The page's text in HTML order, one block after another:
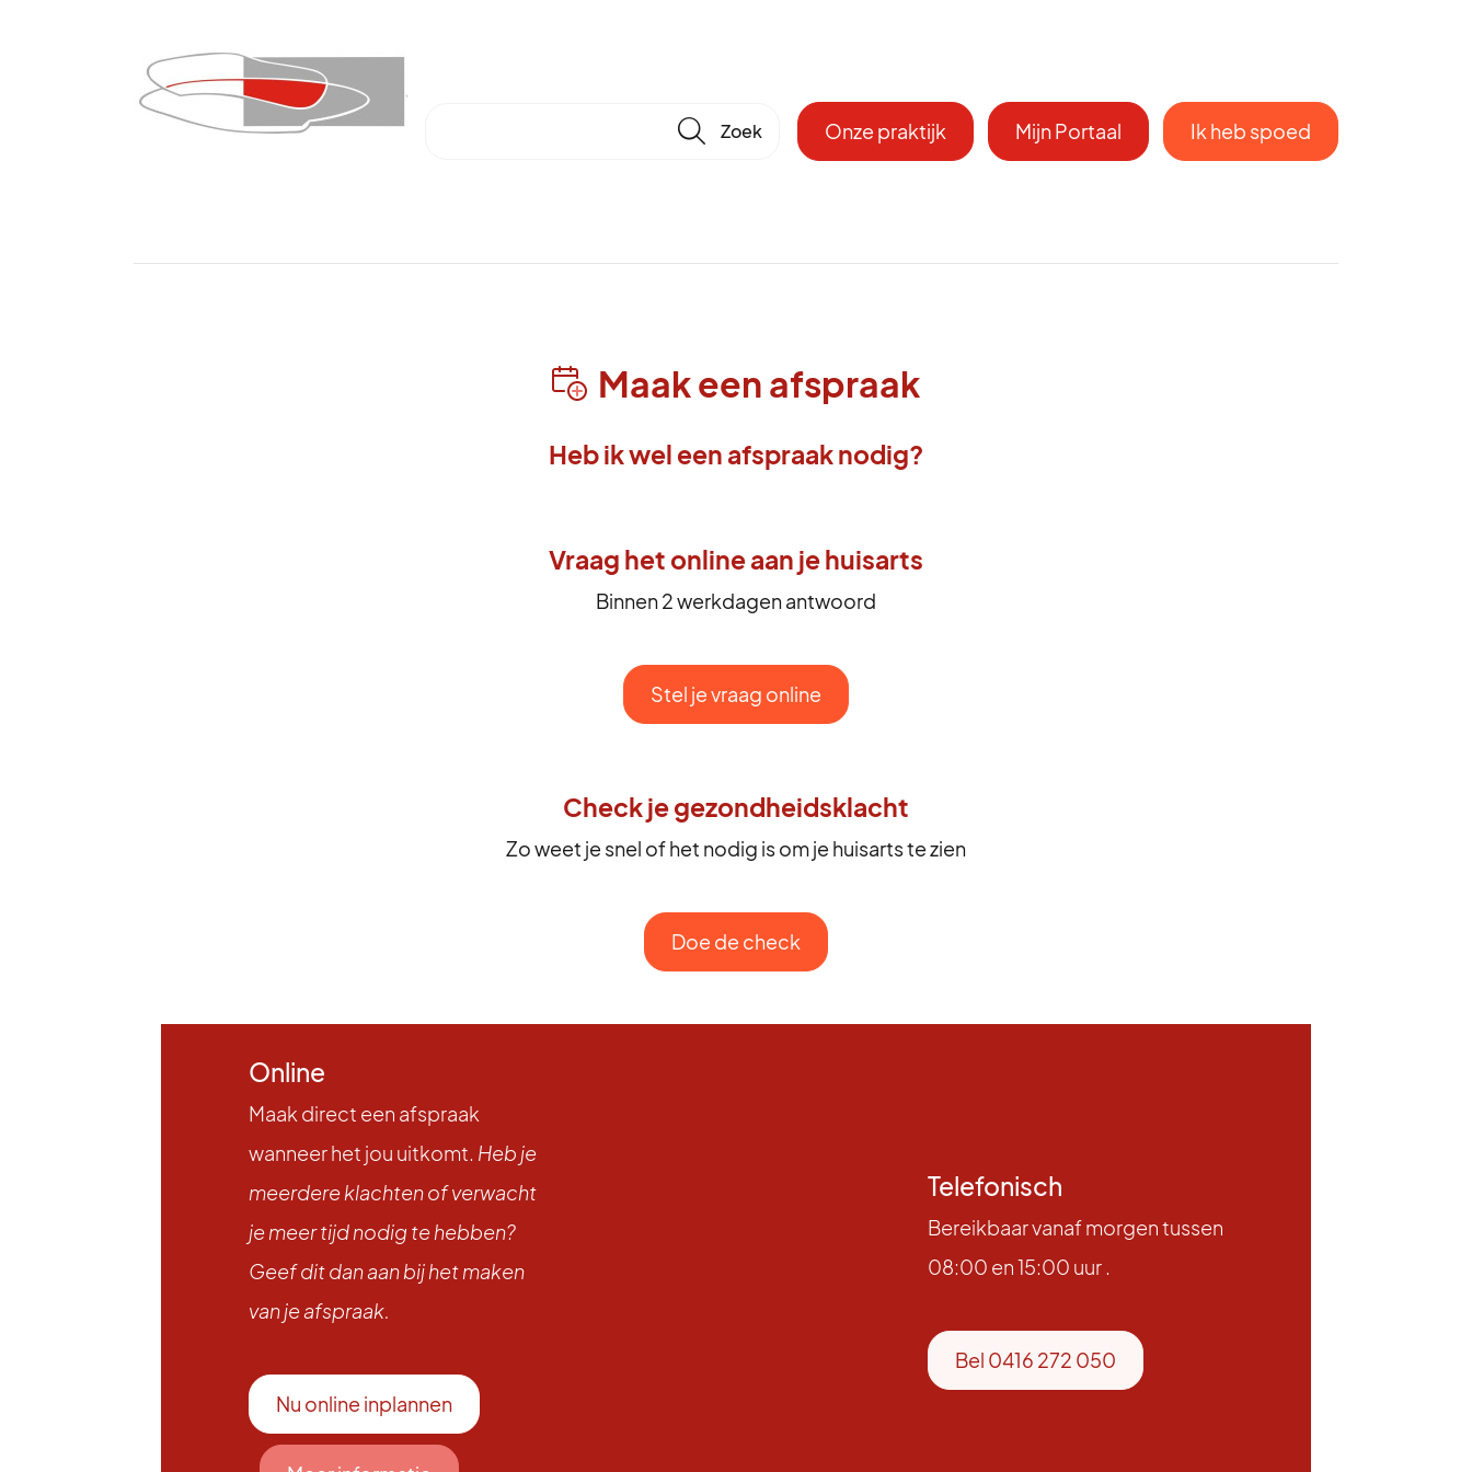
🔎 Onze praktijk Mijn Portaal Ik heb spoed
Maak een afspraak
Heb ik wel een afspraak nodig?
Vraag het online aan je huisarts
Binnen 2 werkdagen antwoord
Stel je vraag online
Check je gezondheidsklacht
Zo weet je snel of het nodig is om je huisarts te zien
Doe de check
Online
Maak direct een afspraak
wanneer het jou uitkomt. Heb je
meerdere klachten of verwacht
je meer tijd nodig te hebben?
Geef dit dan aan bij het maken
van je afspraak.
Nu online inplannen
Telefonisch
Bereikbaar vanaf morgen tussen
08:00 en 15:00 uur .
Bel 0416 272 050